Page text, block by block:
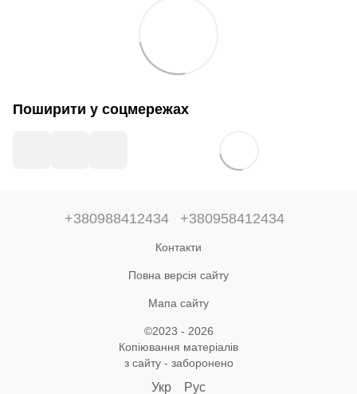
Поширити у соцмережах
+380988412434 +380958412434
Контакти
Повна версія сайту
Мапа сайту
©2023 - 2026
Копіювання матеріалів
з сайту - заборонено
Укр Рус